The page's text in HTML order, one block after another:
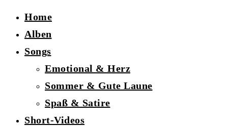
Home
Alben
Songs
Emotional & Herz
Sommer & Gute Laune
Spaß & Satire
Short-Videos